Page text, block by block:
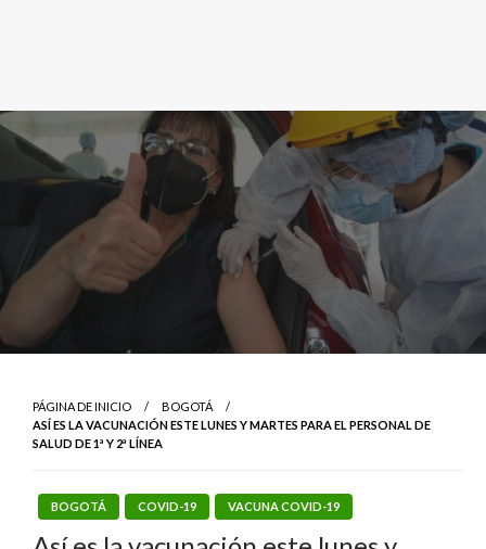
PÁGINA DE INICIO
BOGOTÁ
ASÍ ES LA VACUNACIÓN ESTE LUNES Y MARTES PARA EL PERSONAL DE
SALUD DE 1ª Y 2ª LÍNEA
BOGOTÁ COVID-19 VACUNA COVID-19